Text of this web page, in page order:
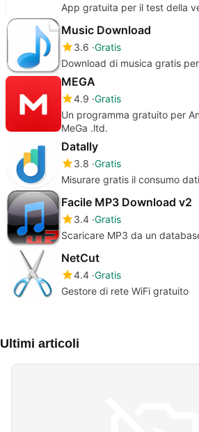
App gratuita per il test della
Music Download
3.6 Gratis
Download di musica gratis
MEGA
4.9 Gratis
Un programma gratuito per
MeGa .ltd.
Datally
3.8 Gratis
Misurare gratis il consumo
Facile MP3 Download v2
3.4 Gratis
Scaricare MP3 da un
NetCut
4.4 Gratis
Gestore di rete WiFi gratuito
Ultimi articoli